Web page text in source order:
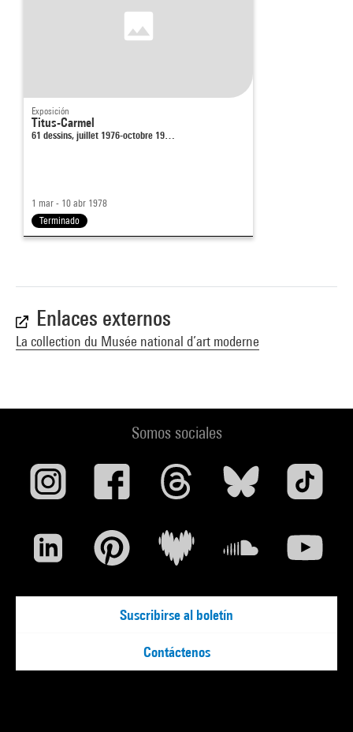
Exposición
Titus-Carmel
61 dessins, juillet 1976-octobre 19…
1 mar - 10 abr 1978
Terminado
Enlaces externos
La collection du Musée national d’art moderne
Somos sociales
Suscribirse al boletín
Contáctenos